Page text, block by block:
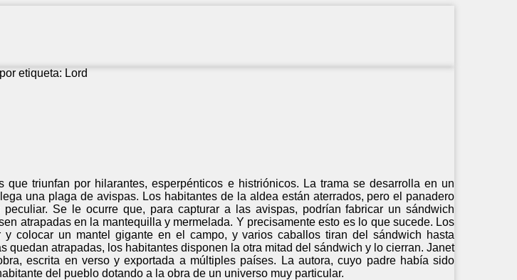
etiqueta: Lord
que triunfan por hilarantes, esperpénticos e histriónicos. La trama se desarrolla en un
una plaga de avispas. Los habitantes de la aldea están aterrados, pero el panadero
Se le ocurre que, para capturar a las avispas, podrían fabricar un sándwich
atrapadas en la mantequilla y mermelada. Y precisamente esto es lo que sucede. Los
colocar un mantel gigante en el campo, y varios caballos tiran del sándwich hasta
quedan atrapadas, los habitantes disponen la otra mitad del sándwich y lo cierran. Janet
escrita en verso y exportada a múltiples países. La autora, cuyo padre había sido
del pueblo dotando a la obra de un universo muy particular.